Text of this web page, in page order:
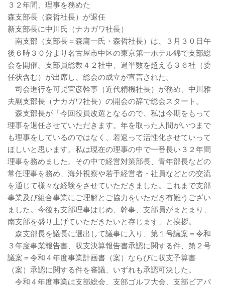
３２年間、理事を務めた
森支部長（森哲社長）が退任
新支部長に中川氏（ナカガワ社長）
南支部（支部長＝森庸一氏・森哲社長）は、３月３０日午
後６時３０分より名古屋市中区の東京第一ホテル錦で支部総
会を開催。支部員総数４２社中、過半数を超える３６社（委
任状含む）が出席し、総会の成立が宣言された。
司会進行を可児宜彦幹事（近代精機社長）が務め、中川雅
夫副支部長（ナカガワ社長）の開会の辞で総会スタート。
森支部長が「今回役員改選となるので、私は今期をもって
理事を退任させていただきます。年を取った人間がいつまで
も理事をしているのではなく、若返って活性化させていって
ほしいと思います。私は現在の理事の中で一番長い３２年間
理事を務めました。その中で経営対策部長、青年部長などの
常任理事を務め、海外視察や若手経営者・社員などとの交流
を通じて様々な経験をさせていただきました。これまで支部
事業及び組合事業にご理解とご協力をいただき有難うござい
ました。今後も支部理事はじめ、幹事、支部員がまとまり、
南支部を盛り上げていただきたいと存じます」と挨拶。
森支部長を議長に選出して議事に入り、第１号議案＝令和
３年度事業報告書、収支決算報告書承認に関する件、第２号
議案＝令和４年度事業計画書（案）ならびに収支予算書
（案）承認に関する件を審議、いずれも承認可決した。
令和４年度事業は支部総会、支部ゴルフ大会、支部ビアパ